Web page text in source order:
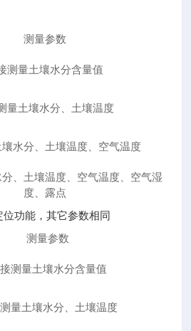
测量参数
测量土壤水分含量值
量土壤水分、土壤温度
水分、土壤温度、空气温度
、土壤温度、空气温度、空气湿
度、露点
功能，其它参数相同
测量参数
测量土壤水分含量值
量土壤水分、土壤温度